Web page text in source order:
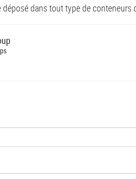
déposé dans tout type de conteneurs